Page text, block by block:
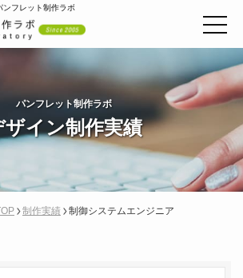
ンフレット制作ラボ
パンフレット制作ラボ
ザイン制作実績
制作実績 制御システムエンジニア